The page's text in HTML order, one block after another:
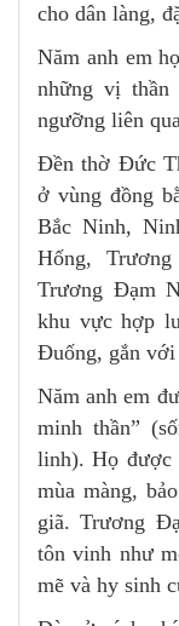
cho dân làng,
Năm anh em
những vị
ngưỡng liên
Đền thờ Đức
ở vùng đồng
Bắc Ninh,
Hống,
Trương Đạm
khu vực hợp
Đuống, gắn với
Năm anh em
minh thần”
linh). Họ được
mùa màng,
giã. Trương
tôn vinh như
mẽ và hy sinh